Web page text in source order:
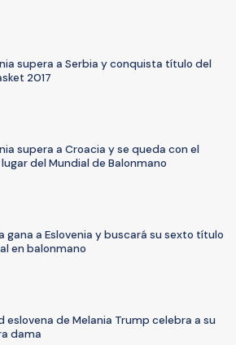
supera a Serbia y conquista título del
2017
supera a Croacia y se queda con el
del Mundial de Balonmano
gana a Eslovenia y buscará su sexto título
en balonmano
eslovena de Melania Trump celebra a su
dama